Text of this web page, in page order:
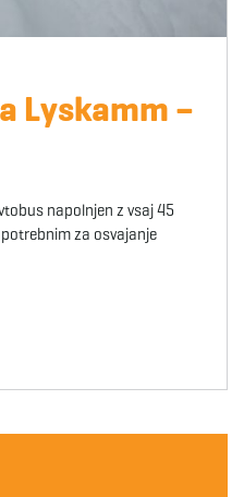
Lyskamm –
napolnjen z vsaj 45
za osvajanje